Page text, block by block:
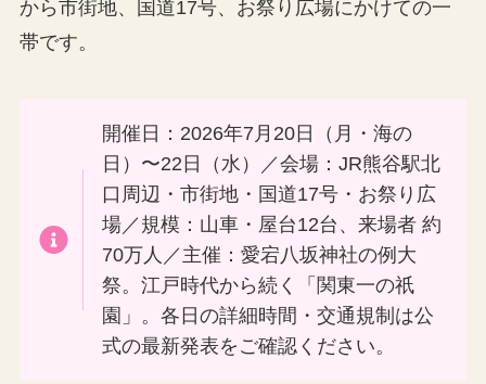
から市街地、国道17号、お祭り広場にかけての一
帯です。
開催日：2026年7月20日（月・海の
日）〜22日（水）／会場：JR熊谷駅北
口周辺・市街地・国道17号・お祭り広
場／規模：山車・屋台12台、来場者 約
70万人／主催：愛宕八坂神社の例大
祭。江戸時代から続く「関東一の祇
園」。各日の詳細時間・交通規制は公
式の最新発表をご確認ください。